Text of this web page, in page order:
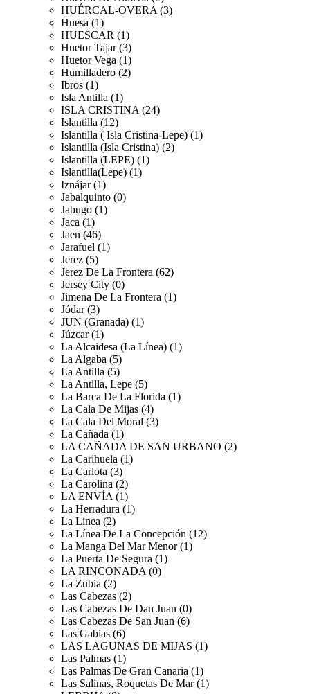
HUÉRCAL-OVERA (3)
Huesa (1)
HUESCAR (1)
Huetor Tajar (3)
Huetor Vega (1)
Humilladero (2)
Ibros (1)
Isla Antilla (1)
ISLA CRISTINA (24)
Islantilla (12)
Islantilla ( Isla Cristina-Lepe) (1)
Islantilla (Isla Cristina) (2)
Islantilla (LEPE) (1)
Islantilla(Lepe) (1)
Iznájar (1)
Jabalquinto (0)
Jabugo (1)
Jaca (1)
Jaen (46)
Jarafuel (1)
Jerez (5)
Jerez De La Frontera (62)
Jersey City (0)
Jimena De La Frontera (1)
Jódar (3)
JUN (Granada) (1)
Júzcar (1)
La Alcaidesa (La Línea) (1)
La Algaba (5)
La Antilla (5)
La Antilla, Lepe (5)
La Barca De La Florida (1)
La Cala De Mijas (4)
La Cala Del Moral (3)
La Cañada (1)
LA CAÑADA DE SAN URBANO (2)
La Carihuela (1)
La Carlota (3)
La Carolina (2)
LA ENVÍA (1)
La Herradura (1)
La Linea (2)
La Línea De La Concepción (12)
La Manga Del Mar Menor (1)
La Puerta De Segura (1)
LA RINCONADA (0)
La Zubia (2)
Las Cabezas (2)
Las Cabezas De Dan Juan (0)
Las Cabezas De San Juan (6)
Las Gabias (6)
LAS LAGUNAS DE MIJAS (1)
Las Palmas (1)
Las Palmas De Gran Canaria (1)
Las Salinas, Roquetas De Mar (1)